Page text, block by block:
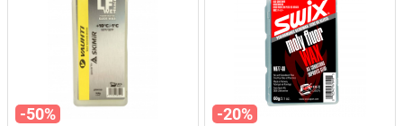
-50% -20%